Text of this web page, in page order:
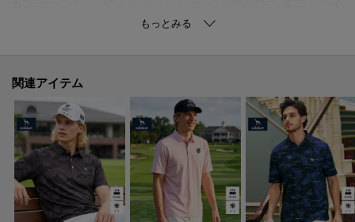
このポロシャツは、接触冷感機能を備えたコットン61％とポリエステル39％
のブレンド素材を使用。
肌に優しく、さらっとした着心地が特徴です。
抗菌防臭機能により、清潔感を保ちながら快適に着用できます。
日常使いから特別なシーンまで幅広く対応できるため、あらゆる場面で活躍
すること間違いなしのアイテムです。
※この製品は、抗菌防臭加工をしております。この効果は永久的ではありま
関連アイテム